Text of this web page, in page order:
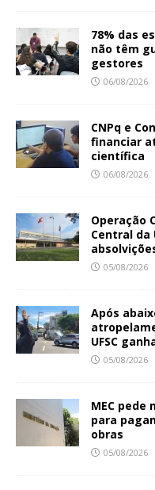
78% das
não têm
gestores
06/08/2026
CNPq e
financiar
científica
06/08/2026
Operação
Central da
05/08/2026
Após
UFSC
05/08/2026
MEC pede
para
obras
05/08/2026